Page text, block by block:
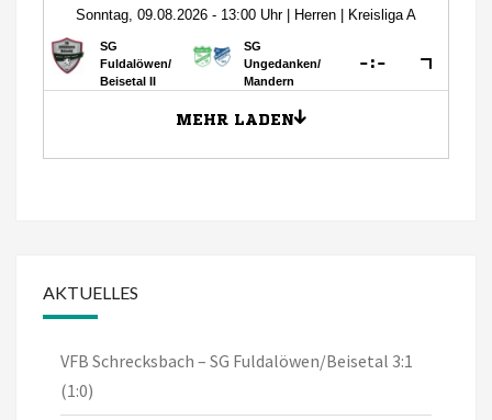
AKTUELLES
VFB Schrecksbach – SG Fuldalöwen/Beisetal 3:1
(1:0)